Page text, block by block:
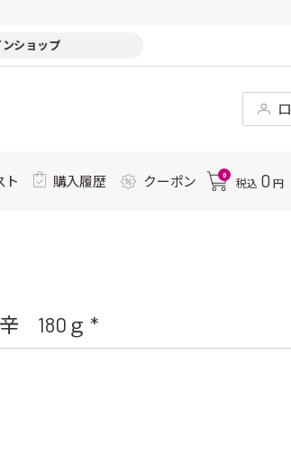
ショップ
ト 購入履歴 クーポン 0
税込 0 円
180ｇ *